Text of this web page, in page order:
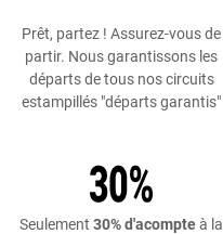
Prêt, partez ! Assurez-vous de
partir. Nous garantissons les
départs de tous nos circuits
estampillés "départs garantis"
Seulement 30% d'acompteà la